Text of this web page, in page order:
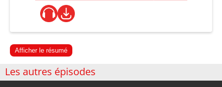
Afficher le résumé
Les autres épisodes